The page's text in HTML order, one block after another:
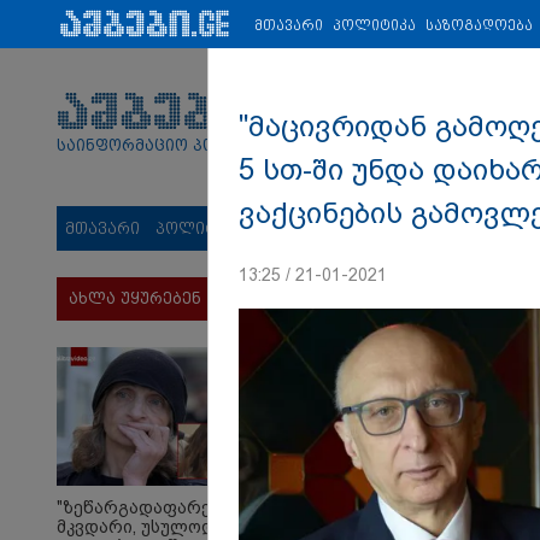
პარტნიორები: ახალი ამბები ეკონომიკა ვიდეო
საინფორმაციო პორტალი
მთავარი პოლიტიკა საზოგადოება სამართალი
ახლა უყურებენ
"ზეწარგადაფარებული
მკვდარი, უსულოდ
მთავარი პოლიტიკა საზოგადოება
"მაცივრიდან
5 სთ-ში უნდა
ვაქცინების
13:25 / 21-01-2021